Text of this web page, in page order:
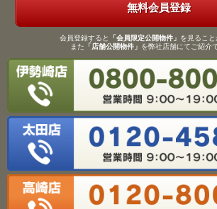
無料会員登録
会員登録すると 「会員限定公開物件」 を見ること
また 「店舗公開物件」 を弊社店舗にてご紹介